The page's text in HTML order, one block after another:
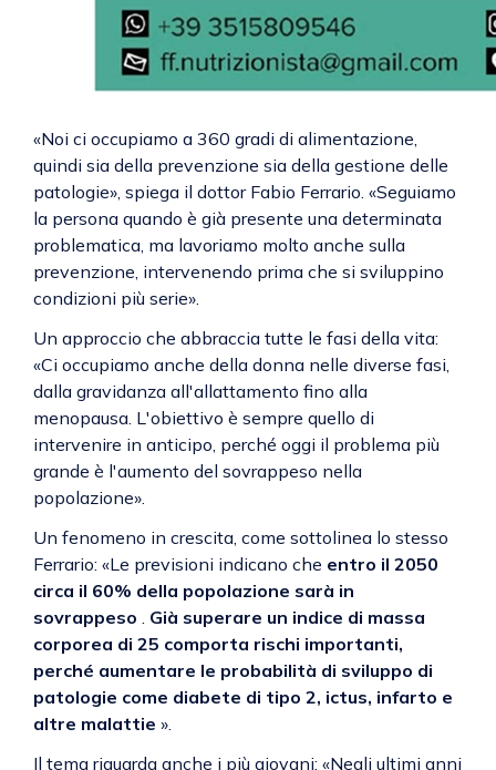
«Noi ci occupiamo a 360 gradi di alimentazione,
quindi sia della prevenzione sia della gestione delle
patologie», spiega il dottor Fabio Ferrario. «Seguiamo
la persona quando è già presente una determinata
problematica, ma lavoriamo molto anche sulla
prevenzione, intervenendo prima che si sviluppino
condizioni più serie».
Un approccio che abbraccia tutte le fasi della vita:
«Ci occupiamo anche della donna nelle diverse fasi,
dalla gravidanza all'allattamento fino alla
menopausa. L'obiettivo è sempre quello di
intervenire in anticipo, perché oggi il problema più
grande è l'aumento del sovrappeso nella
popolazione».
Un fenomeno in crescita, come sottolinea lo stesso
Ferrario: «Le previsioni indicano che entro il 2050
circa il 60% della popolazione sarà in
sovrappeso . Già superare un indice di massa
corporea di 25 comporta rischi importanti,
perché aumentare le probabilità di sviluppo di
patologie come diabete di tipo 2, ictus, infarto e
altre malattie ».
Il tema riguarda anche i più giovani: «Negli ultimi anni